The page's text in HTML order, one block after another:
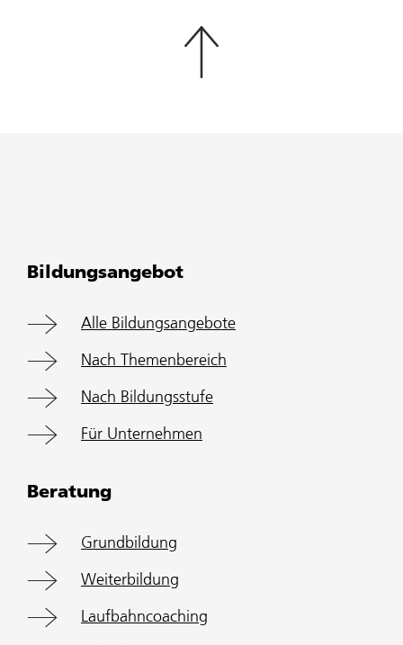
Bildungsangebot
Alle Bildungsangebote
Nach Themenbereich
Nach Bildungsstufe
Für Unternehmen
Beratung
Grundbildung
Weiterbildung
Laufbahncoaching